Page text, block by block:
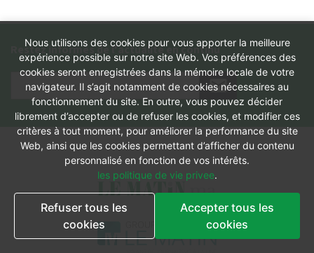
Restez informés de l'actualité en continu
Nous utilisons des cookies pour vous apporter la meilleure
expérience possible sur notre site Web. Vos préférences des
cookies seront enregistrées dans la mémoire locale de votre
navigateur. Il s’agit notamment de cookies nécessaires au
fonctionnement du site. En outre, vous pouvez décider
librement d’accepter ou de refuser les cookies, et modifier ces
critères à tout moment, pour améliorer la performance du site
Web, ainsi que les cookies permettant d’afficher du contenu
personnalisé en fonction de vos intérêts.
les politique de vie privee.
Refuser tous les
cookies
Accepter tous les
cookies